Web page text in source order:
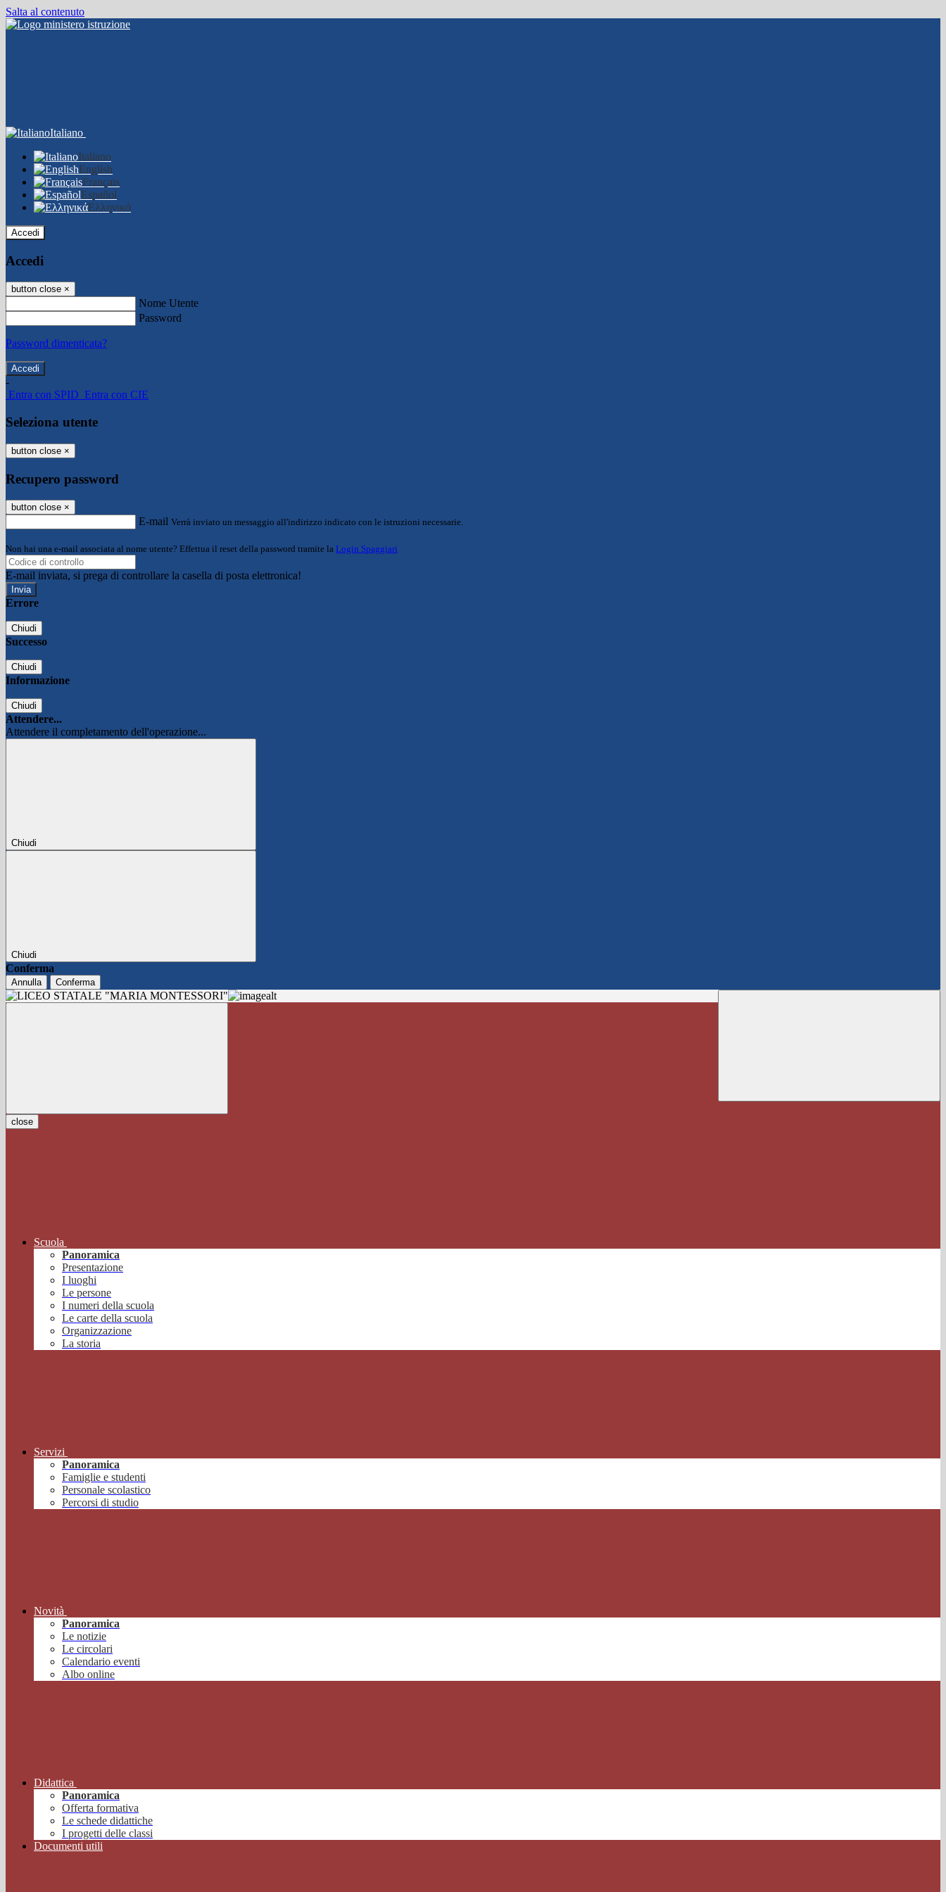
Salta al contenuto
Italiano
Italiano
English
Français
Español
Ελληνικά
Accedi
Accedi
button close ×
Nome Utente
Password
Password dimenticata?
-
Entra con SPID Entra con CIE
Seleziona utente
button close ×
Recupero password
button close ×
E-mail Verrà inviato un messaggio all'indirizzo indicato con le istruzioni necessarie.
Non hai una e-mail associata al nome utente? Effettua il reset della password tramite la Login Spaggiari
E-mail inviata, si prega di controllare la casella di posta elettronica!
Errore
Chiudi
Successo
Chiudi
Informazione
Chiudi
Attendere...
Attendere il completamento dell'operazione...
Chiudi
Chiudi
Conferma
Annulla Conferma
close
Scuola
Panoramica
Presentazione
I luoghi
Le persone
I numeri della scuola
Le carte della scuola
Organizzazione
La storia
Servizi
Panoramica
Famiglie e studenti
Personale scolastico
Percorsi di studio
Novità
Panoramica
Le notizie
Le circolari
Calendario eventi
Albo online
Didattica
Panoramica
Offerta formativa
Le schede didattiche
I progetti delle classi
Documenti utili